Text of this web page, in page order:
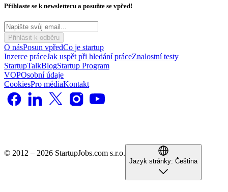
Přihlaste se k newsletteru a posuňte se vpřed!
Přihlásit k odběru
O násPosun vpředCo je startup
Inzerce práceJak uspět při hledání práceZnalostní testy
StartupTalkBlogStartup Program
VOPOsobní údaje
CookiesPro médiaKontakt
© 2012 – 2026 StartupJobs.com s.r.o.
Jazyk stránky: Čeština